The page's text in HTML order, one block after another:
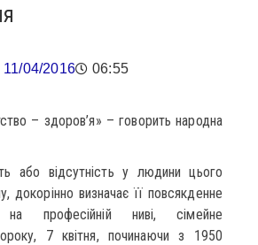
11/04/2016 06:55
– здоров’я» – говорить народна
або відсутність у людини цього
докорінно визначає її повсякденне
професійній ниві, сімейне
7 квітня, починаючи з 1950